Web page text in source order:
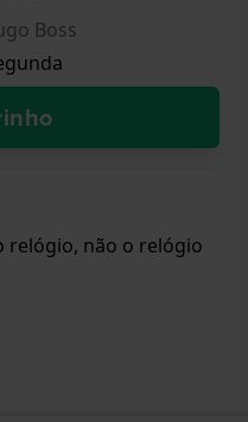
Boss
relógio, não o relógio